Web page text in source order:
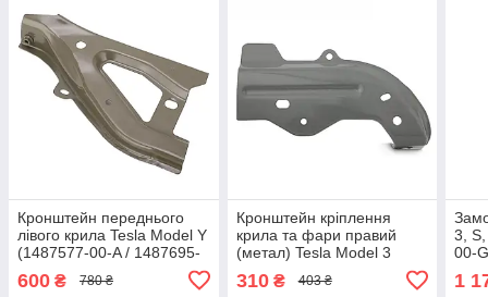
Кронштейн переднього
лівого крила Tesla Model Y
(1487577-00-A / 1487695-
600 ₴ 780 ₴
Кронштейн кріплення
крила та фари правий
(метал) Tesla Model 3
(2017-2023) (1100383-S0-
A)
310₴ 403 ₴
3,
00-
1